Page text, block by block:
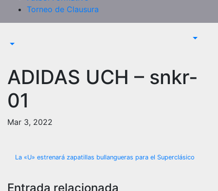
Torneo de Clausura
ADIDAS UCH – snkr-
01
Mar 3, 2022
Navegación
de
La «U» estrenará zapatillas bullangueras para el Superclásico
Entrada relacionada